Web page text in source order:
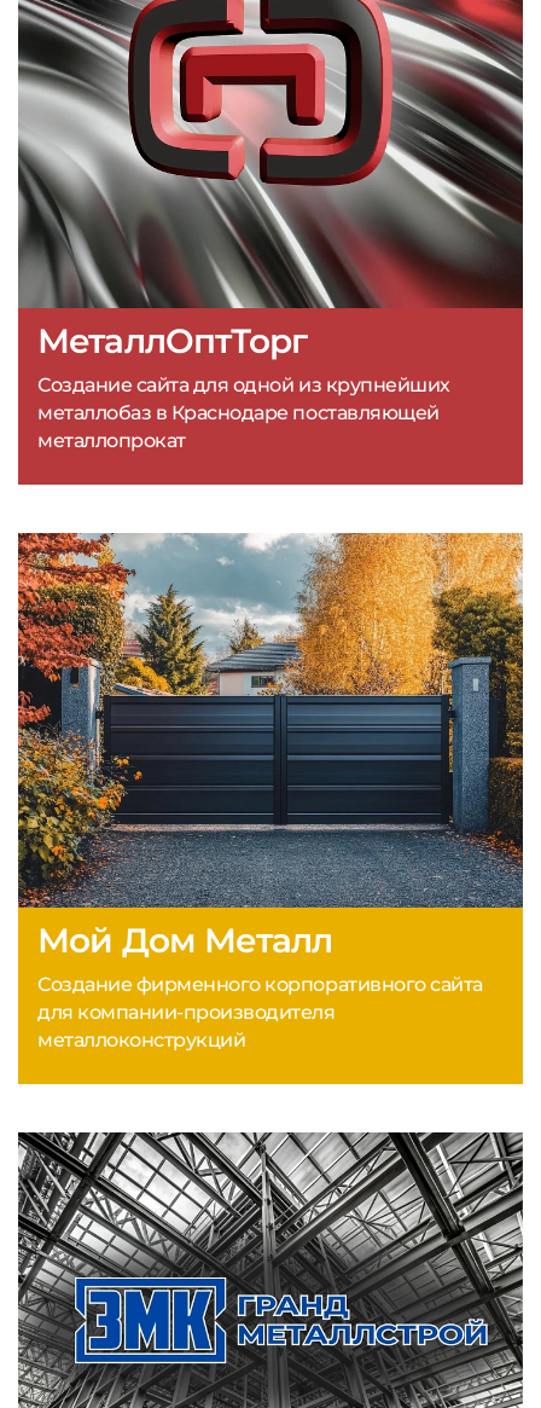
МеталлОптТорг
Создание сайта для одной из крупнейших
металлобаз в Краснодаре поставляющей
металлопрокат
Мой Дом Металл
Создание фирменного корпоративного сайта
для компании-производителя
металлоконструкций